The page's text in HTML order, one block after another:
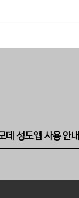
데 성도앱 사용 안내